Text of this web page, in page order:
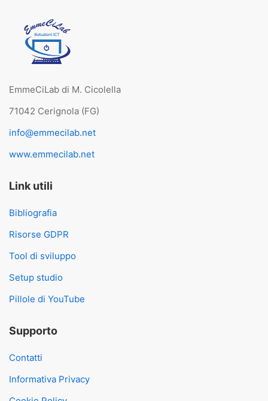
EmmeCiLab di M. Cicolella
71042 Cerignola (FG)
info@emmecilab.net
www.emmecilab.net
Link utili
Bibliografia
Risorse GDPR
Tool di sviluppo
Setup studio
Pillole di YouTube
Supporto
Contatti
Informativa Privacy